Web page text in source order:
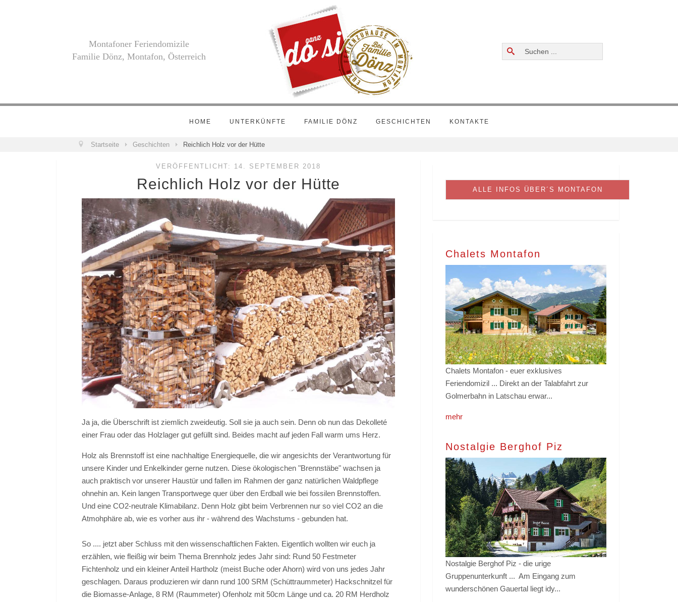
Montafoner Feriendomizile
Familie Dönz, Montafon, Österreich
Suchen
...
HOME UNTERKÜNFTE FAMILIE DÖNZ GESCHICHTEN KONTAKTE
Startseite Geschichten Reichlich Holz vor der Hütte
ALLE INFOS ÜBER´S MONTAFON
Chalets Montafon
Chalets Montafon - euer exklusives
Feriendomizil ... Direkt an der Talabfahrt zur
Golmerbahn in Latschau erwar...
mehr
Nostalgie Berghof Piz
Nostalgie Berghof Piz - die urige
Gruppenunterkunft ... Am Eingang zum
wunderschönen Gauertal liegt idy...
VERÖFFENTLICHT: 14. SEPTEMBER 2018
Reichlich Holz vor der Hütte
Ja ja, die Überschrift ist ziemlich zweideutig. Soll sie ja auch sein. Denn ob nun das Dekolleté
einer Frau oder das Holzlager gut gefüllt sind. Beides macht auf jeden Fall warm ums Herz.
Holz als Brennstoff ist eine nachhaltige Energiequelle, die wir angesichts der Verantwortung für
unsere Kinder und Enkelkinder gerne nutzen. Diese ökologischen "Brennstäbe" wachsen ja
auch praktisch vor unserer Haustür und fallen im Rahmen der ganz natürlichen Waldpflege
ohnehin an. Kein langen Transportwege quer über den Erdball wie bei fossilen Brennstoffen.
Und eine CO2-neutrale Klimabilanz. Denn Holz gibt beim Verbrennen nur so viel CO2 an die
Atmohphäre ab, wie es vorher aus ihr - während des Wachstums - gebunden hat.
So .... jetzt aber Schluss mit den wissenschaftlichen Fakten. Eigentlich wollten wir euch ja
erzählen, wie fleißig wir beim Thema Brennholz jedes Jahr sind: Rund 50 Festmeter
Fichtenholz und ein kleiner Anteil Hartholz (meist Buche oder Ahorn) wird von uns jedes Jahr
geschlagen. Daraus produzieren wir dann rund 100 SRM (Schüttraummeter) Hackschnitzel für
die Biomasse-Anlage, 8 RM (Raummeter) Ofenholz mit 50cm Länge und ca. 20 RM Herdholz